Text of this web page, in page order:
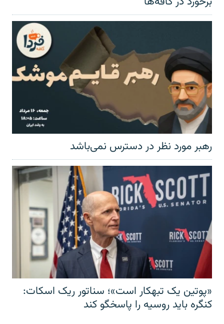
رهبر مورد نظر در دسترس نمی‌باشد
«پوتین یک تبهکار است»؛ سناتور ریک اسکات:
کنگره باید روسیه را پاسخگو کند